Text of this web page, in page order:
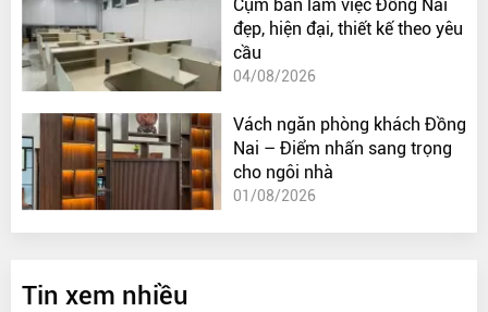
Cụm bàn làm việc Đồng Nai
đẹp, hiện đại, thiết kế theo yêu
cầu
04/08/2026
Vách ngăn phòng khách Đồng
Nai – Điểm nhấn sang trọng
cho ngôi nhà
01/08/2026
Tin xem nhiều